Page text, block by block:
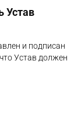
Устав
и подписан
Устав должен